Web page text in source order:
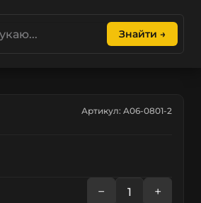
Знайти →
Артикул: A06-0801-2
− +